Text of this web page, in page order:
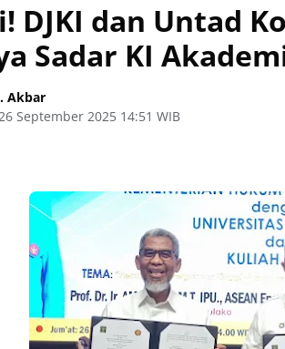
DJKI dan Untad
Sadar KI
Akbar
September 2025 14:51 WIB